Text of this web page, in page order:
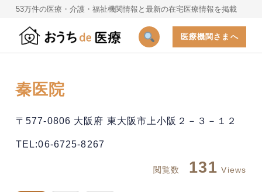
53万件の医療・介護・福祉機関情報と最新の在宅医療情報を掲載
医療機関さまへ
秦医院
〒577-0806 大阪府 東大阪市上小阪２－３－１２
TEL:06-6725-8267
閲覧数 131 Views